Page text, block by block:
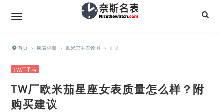
首页 › 腕表评测 › 欧米茄手表评测 › 正文
TW厂手表
TW厂欧米茄星座女表质量怎么样？附
购买建议